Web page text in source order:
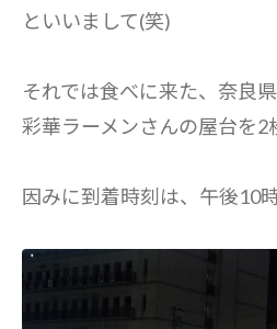
といいまして(笑)
それでは食べに来た、奈良
彩華ラーメンさんの屋台を2
因みに到着時刻は、午後10時